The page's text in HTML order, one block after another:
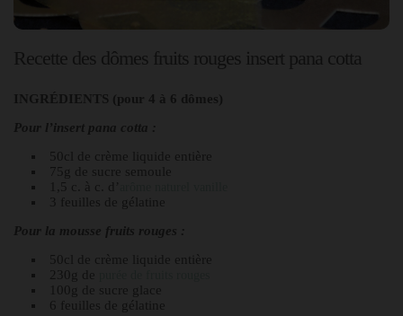
Recette des dômes fruits rouges insert pana cotta
INGRÉDIENTS (pour 4 à 6 dômes)
Pour l’insert pana cotta :
50cl de crème liquide entière
75g de sucre semoule
1,5 c. à c. d’
3 feuilles de gélatine
Pour la mousse fruits rouges :
50cl de crème liquide entière
230g de
100g de sucre glace
6 feuilles de gélatine